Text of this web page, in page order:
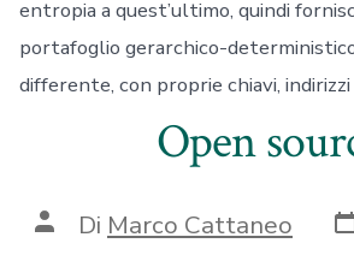
entropia a quest’ultimo, quindi
portafoglio gerarchico-
differente, con proprie chiavi,
Open
Autore
articolo
Di Marco Cattaneo